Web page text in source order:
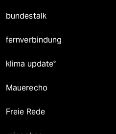
bundestalk
fernverbindung
klima update°
Mauerecho
Freie Rede